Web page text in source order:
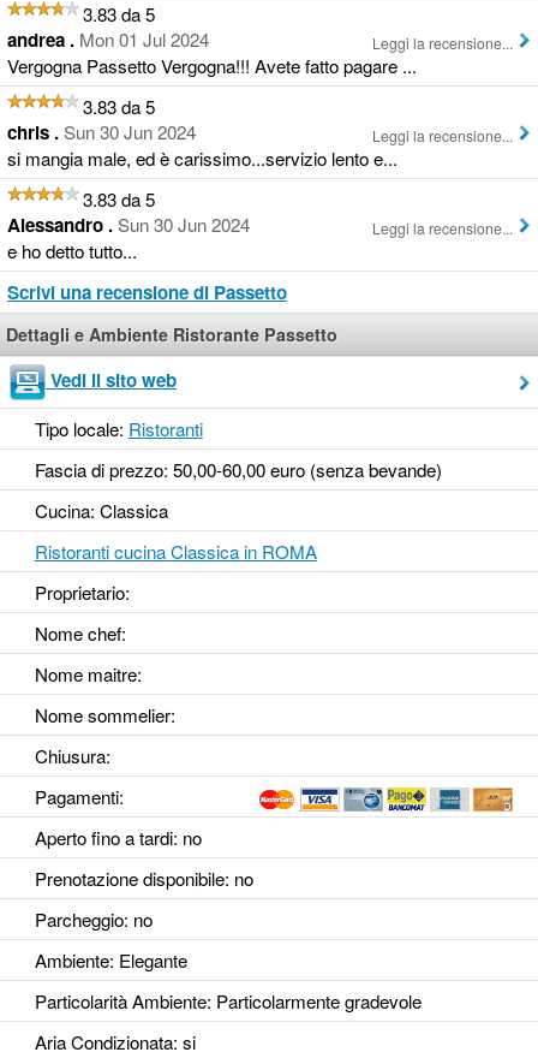
3.83 da 5
andrea . Mon 01 Jul 2024
Vergogna Passetto Vergogna!!! Avete fatto pagare ...
Leggi la recensione...
3.83 da 5
chris .Sun 30 Jun 2024
si mangia male, ed è carissimo...servizio lento e...
Leggi la recensione...
3.83 da 5
Alessandro .Sun 30 Jun 2024
e ho detto tutto...
Leggi la recensione...
Scrivi una recensione di Passetto
Dettagli e Ambiente Ristorante Passetto
Vedi il sito web
Tipo locale: Ristoranti
Fascia di prezzo: 50,00-60,00 euro (senza bevande)
Cucina: Classica
Ristoranti cucina Classica in ROMA
Proprietario:
Nome chef:
Nome maitre:
Nome sommelier:
Chiusura:
Pagamenti:
Aperto fino a tardi: no
Prenotazione disponibile: no
Parcheggio: no
Ambiente: Elegante
Particolarità Ambiente: Particolarmente gradevole
Aria Condizionata: si